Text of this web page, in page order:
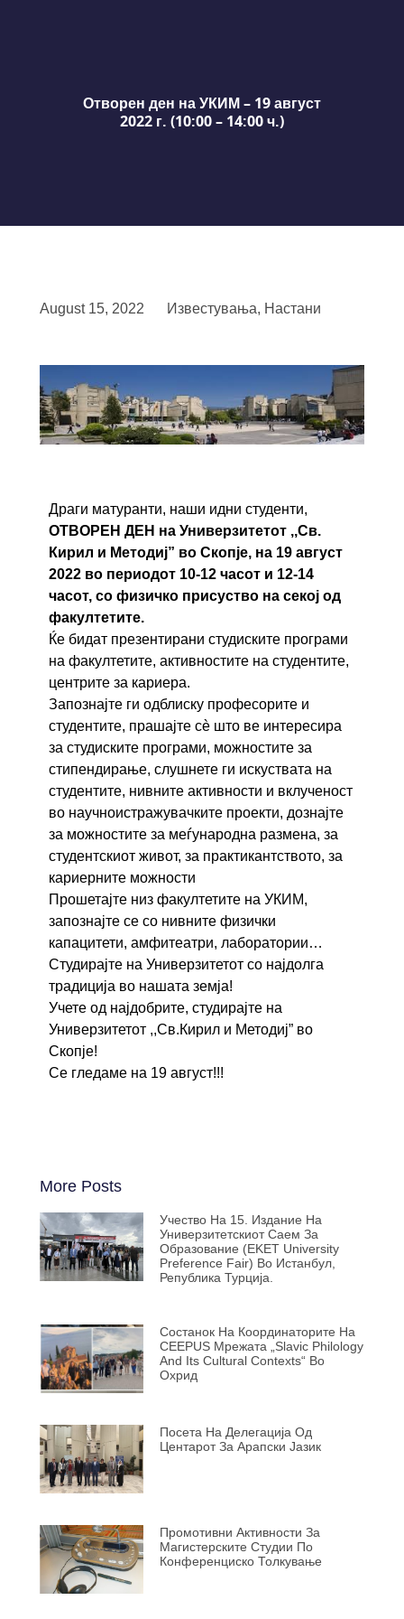
Отворен ден на УКИМ – 19 август
2022 г. (10:00 – 14:00 ч.)
August 15, 2022 Известувања, Настани
Драги матуранти, наши идни студенти,
ОТВОРЕН ДЕН на Универзитетот ,,Св.
Кирил и Методиј” во Скопје, на 19 август
2022 во периодот 10-12 часот и 12-14
часот, со физичко присуство на секој од
факултетите.
Ќе бидат презентирани студиските програми
на факултетите, активностите на студентите,
центрите за кариера.
Запознајте ги одблиску професорите и
студентите, прашајте сè што ве интересира
за студиските програми, можностите за
стипендирање, слушнете ги искуствата на
студентите, нивните активности и вклученост
во научноистражувачките проекти, дознајте
за можностите за меѓународна размена, за
студентскиот живот, за практикантството, за
кариерните можности
Прошетајте низ факултетите на УКИМ,
запознајте се со нивните физички
капацитети, амфитеатри, лаборатории…
Студирајте на Универзитетот со најдолга
традиција во нашата земја!
Учете од најдобрите, студирајте на
Универзитетот ,,Св.Кирил и Методиј” во
Скопје!
Се гледаме на 19 август!!!
More Posts
Учество На 15. Издание На
Универзитетскиот Саем За
Образование (EKET University
Preference Fair) Во Истанбул,
Република Турција.
Состанок На Координаторите На
CEEPUS Мрежата „Slavic Philology
And Its Cultural Contexts“ Во
Охрид
Посета На Делегација Од
Центарот За Арапски Јазик
Промотивни Активности За
Магистерските Студии По
Конференциско Толкување